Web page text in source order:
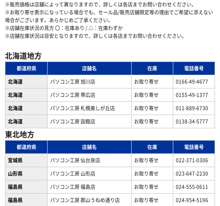
※販売価格は店舗によって異なりますので、詳しくは各店までお問い合わせください。
※お取り寄せ表示になっている場合でも、セール品/販売店舗限定等の理由でご希望に添えない
場合がございます。あらかじめご了承ください。
※店舗在庫状況の見方 〇：在庫あり / △：在庫わずか
※店舗在庫状況は目安となりますので、詳しくは各店までお問い合わせください。
北海道地方
都道府県 店舗名 在庫
電話番号
北海道
パソコン工房 旭川店 お取り寄せ
0166-49-4677
北海道
パソコン工房 帯広店 お取り寄せ
0155-49-1377
北海道
パソコン⼯房 札幌美しが丘店 お取り寄せ
011-889-6730
北海道
パソコン工房 函館店 お取り寄せ 0138-34-5777
東北地方
都道府県 店舗名 在庫
電話番号
宮城県
パソコン工房 仙台泉店 お取り寄せ
022-371-0306
山形県
パソコン工房 山形店 お取り寄せ
023-647-2230
福島県
パソコン工房 福島店 お取り寄せ
024-555-0611
福島県
パソコン工房 郡山うねめ通り店 お取り寄せ 024-954-5196